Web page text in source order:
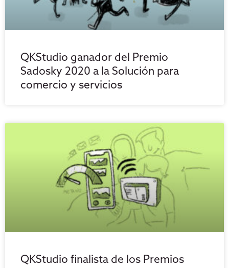
QKStudio ganador del Premio
Sadosky 2020 a la Solución para
comercio y servicios
QKStudio finalista de los Premios